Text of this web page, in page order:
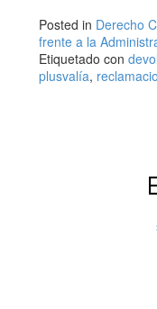
Posted in Derecho
frente a la
Etiquetado con
plusvalía,